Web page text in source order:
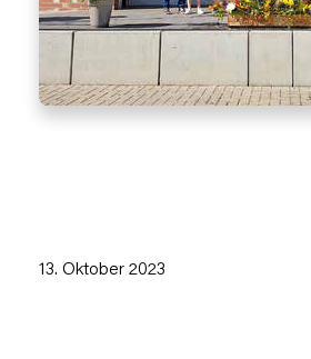
13. Oktober 2023